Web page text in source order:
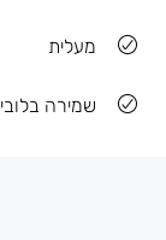
מעלית
שמירה בלובי